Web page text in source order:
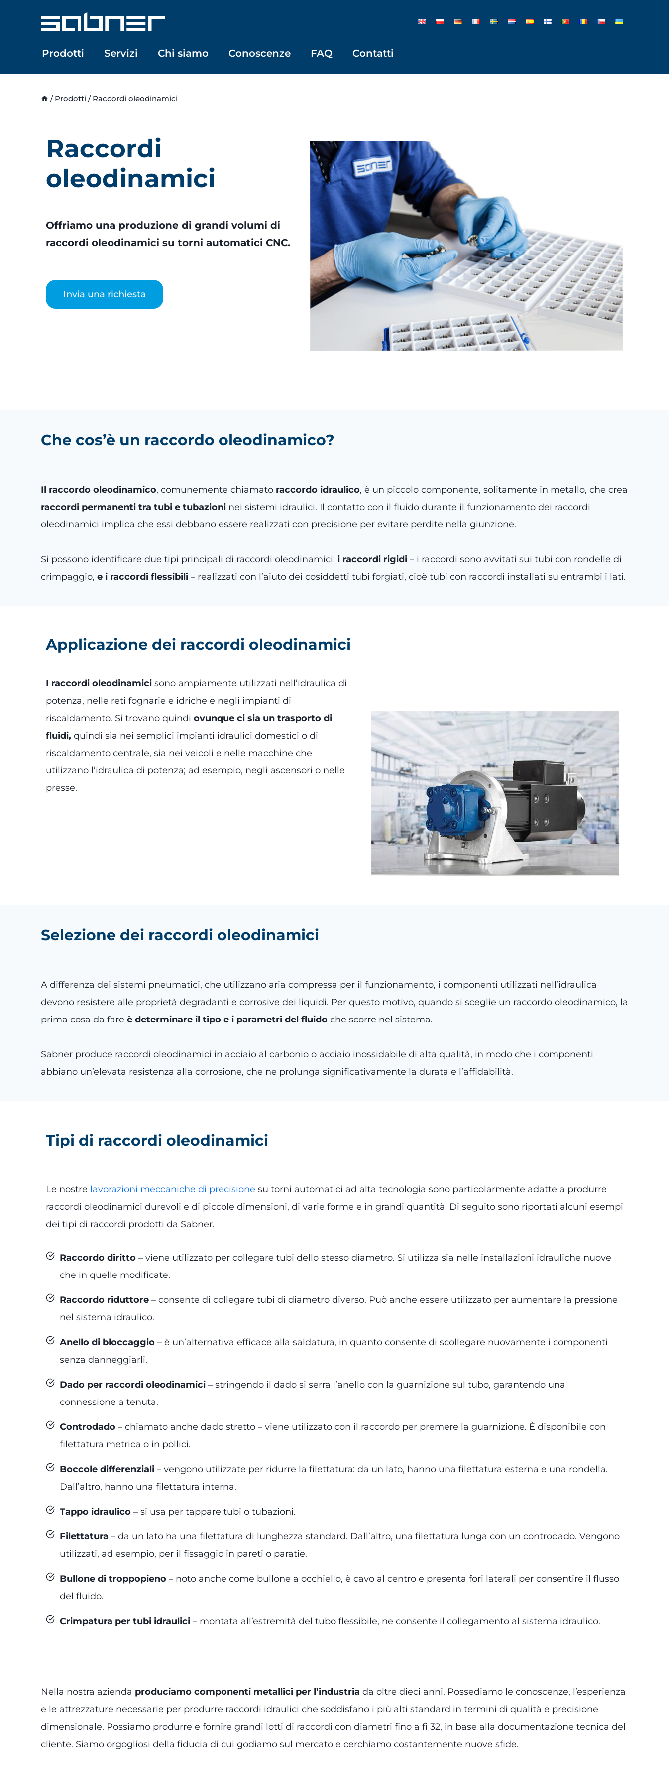
Prodotti Servizi Chi siamo Conoscenze FAQ Contatti
/ Prodotti / Raccordi oleodinamici
Raccordi
oleodinamici
Offriamo una produzione di grandi volumi di
raccordi oleodinamici su torni automatici CNC.
Invia una richiesta
Che cos’è un raccordo oleodinamico?
Il raccordo oleodinamico, comunemente chiamato raccordo idraulico, è un piccolo componente, solitamente in metallo, che crea
raccordi permanenti tra tubi e tubazioni nei sistemi idraulici. Il contatto con il fluido durante il funzionamento dei raccordi
oleodinamici implica che essi debbano essere realizzati con precisione per evitare perdite nella giunzione.
Si possono identificare due tipi principali di raccordi oleodinamici: i raccordi rigidi – i raccordi sono avvitati sui tubi con rondelle di
crimpaggio, e i raccordi flessibili – realizzati con l’aiuto dei cosiddetti tubi forgiati, cioè tubi con raccordi installati su entrambi i lati.
Applicazione dei raccordi oleodinamici
I raccordi oleodinamici sono ampiamente utilizzati nell’idraulica di
potenza, nelle reti fognarie e idriche e negli impianti di
riscaldamento. Si trovano quindi ovunque ci sia un trasporto di
fluidi, quindi sia nei semplici impianti idraulici domestici o di
riscaldamento centrale, sia nei veicoli e nelle macchine che
utilizzano l’idraulica di potenza; ad esempio, negli ascensori o nelle
presse.
Selezione dei raccordi oleodinamici
A differenza dei sistemi pneumatici, che utilizzano aria compressa per il funzionamento, i componenti utilizzati nell’idraulica
devono resistere alle proprietà degradanti e corrosive dei liquidi. Per questo motivo, quando si sceglie un raccordo oleodinamico, la
prima cosa da fare è determinare il tipo e i parametri del fluido che scorre nel sistema.
Sabner produce raccordi oleodinamici in acciaio al carbonio o acciaio inossidabile di alta qualità, in modo che i componenti
abbiano un’elevata resistenza alla corrosione, che ne prolunga significativamente la durata e l’affidabilità.
Tipi di raccordi oleodinamici
Le nostre lavorazioni meccaniche di precisione su torni automatici ad alta tecnologia sono particolarmente adatte a produrre
raccordi oleodinamici durevoli e di piccole dimensioni, di varie forme e in grandi quantità. Di seguito sono riportati alcuni esempi
dei tipi di raccordi prodotti da Sabner.
Raccordo diritto – viene utilizzato per collegare tubi dello stesso diametro. Si utilizza sia nelle installazioni idrauliche nuove
che in quelle modificate.
Raccordo riduttore – consente di collegare tubi di diametro diverso. Può anche essere utilizzato per aumentare la pressione
nel sistema idraulico.
Anello di bloccaggio – è un’alternativa efficace alla saldatura, in quanto consente di scollegare nuovamente i componenti
senza danneggiarli.
Dado per raccordi oleodinamici – stringendo il dado si serra l’anello con la guarnizione sul tubo, garantendo una
connessione a tenuta.
Controdado – chiamato anche dado stretto – viene utilizzato con il raccordo per premere la guarnizione. È disponibile con
filettatura metrica o in pollici.
Boccole differenziali – vengono utilizzate per ridurre la filettatura: da un lato, hanno una filettatura esterna e una rondella.
Dall’altro, hanno una filettatura interna.
Tappo idraulico – si usa per tappare tubi o tubazioni.
Filettatura – da un lato ha una filettatura di lunghezza standard. Dall’altro, una filettatura lunga con un controdado. Vengono
utilizzati, ad esempio, per il fissaggio in pareti o paratie.
Bullone di troppopieno – noto anche come bullone a occhiello, è cavo al centro e presenta fori laterali per consentire il flusso
del fluido.
Crimpatura per tubi idraulici – montata all’estremità del tubo flessibile, ne consente il collegamento al sistema idraulico.
Nella nostra azienda produciamo componenti metallici per l’industria da oltre dieci anni. Possediamo le conoscenze, l’esperienza
e le attrezzature necessarie per produrre raccordi idraulici che soddisfano i più alti standard in termini di qualità e precisione
dimensionale. Possiamo produrre e fornire grandi lotti di raccordi con diametri fino a fi 32, in base alla documentazione tecnica del
cliente. Siamo orgogliosi della fiducia di cui godiamo sul mercato e cerchiamo costantemente nuove sfide.